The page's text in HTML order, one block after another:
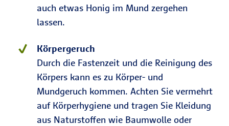
auch etwas Honig im Mund zergehen
lassen.
Körpergeruch
Durch die Fastenzeit und die Reinigung des
Körpers kann es zu Körper- und
Mundgeruch kommen. Achten Sie vermehrt
auf Körperhygiene und tragen Sie Kleidung
aus Naturstoffen wie Baumwolle oder